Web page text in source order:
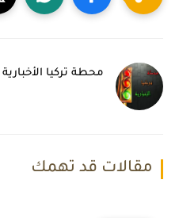
محطة تركيا الأخبارية
مقالات قد تهمك